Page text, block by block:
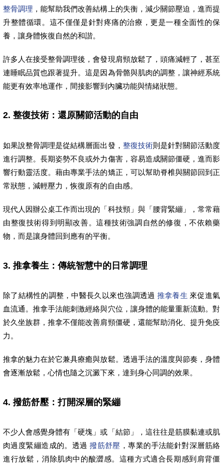
整骨調理 ，能幫助我們改善結構上的失衡，減少關節壓迫，進而提
升整體循環。這不僅僅是針對疼痛的治療，更是一種全面性的保
養，讓身體恢復自然的和諧。
許多人在接受整骨調理後，會發現肩頸放鬆了，頭痛減輕了，甚至
連睡眠品質也跟著提升。這是因為骨骼與肌肉的調整，讓神經系統
能更有效率地運作，間接影響到內臟功能與情緒狀態。
2. 整復技術：還原關節活動的自由
如果說整骨調理是從結構層面出發， 整復技術則是針對關節活動度
進行調整。長期姿勢不良或外力傷害，容易造成關節僵硬，進而影
響行動靈活度。藉由專業手法的矯正，可以幫助脊椎與關節回到正
常狀態，減輕壓力，恢復原有的自由感。
現代人因辦公桌工作而出現的「科技頸」與「腰背緊繃」，常常藉
由整復技術得到明顯改善。這種技術強調自然的修復，不依賴藥
物，而是讓身體回到應有的平衡。
3. 推拿養生：傳統智慧中的日常調理
除了結構性的調整，中醫長久以來也強調透過 推拿養生 來促進氣
血流通。推拿手法能刺激經絡與穴位，讓身體的能量重新流動。對
於久坐族群，推拿不僅能改善肩頸僵硬，還能幫助消化、提升免疫
力。
推拿的魅力在於它兼具療癒與放鬆。透過手法的溫度與節奏，身體
會逐漸放鬆，心情也隨之沉澱下來，達到身心同調的效果。
4. 撥筋舒壓：打開深層的緊繃
不少人會感覺身體有「硬塊」或「結節」，這往往是筋膜黏連或肌
肉過度緊繃造成的。透過撥筋舒壓 ，專業的手法能針對深層筋絡
進行放鬆，消除肌肉中的酸澀感。這種方式適合長期感到肩背僵